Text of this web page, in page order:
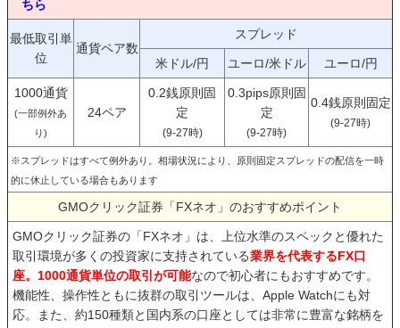
ちら
最低取引単
位
通貨ペア数
スプレッド
米ドル/円 ユーロ/米ドル ユーロ/円
1000通貨
(一部例外あ
り)
24ペア
0.2銭原則固
定
(9-27時)
0.3pips原則固
定
(9-27時)
0.4銭原則固定
(9-27時)
※スプレッドはすべて例外あり。相場状況により、原則固定スプレッドの配信を一時
的に休止している場合もあります
GMOクリック証券「FXネオ」のおすすめポイント
GMOクリック証券の「FXネオ」は、上位水準のスペックと優れた
取引環境が多くの投資家に支持されている業界を代表するFX口
座。1000通貨単位の取引が可能なので初心者にもおすすめです。
機能性、操作性ともに抜群の取引ツールは、Apple Watchにも対
応。また、約150種類と国内系の口座としては非常に豊富な銘柄を